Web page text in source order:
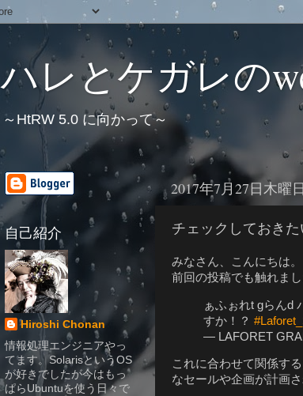
ハレとケガレの
～HtRW 5.0 に向かって～
2017年7月27日木曜日
チェックしておき
みなさん、こんにちは。
前回の投稿でも触れま
ぁふぉれt gらんd
すか！？
— LAFORET
これに合わせて関係す
なセールや企画が計画さ
自己紹介
Hiroshi Chonan
情報処理エンジニアやっ
てます。SolarisというOS
が好きでしたが今はもっ
ぱらUbuntuを使う日々で